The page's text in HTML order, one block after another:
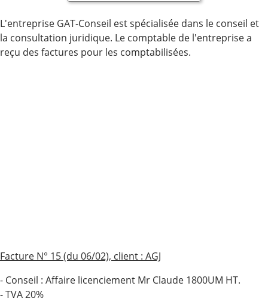
L'entreprise GAT-Conseil est spécialisée dans le conseil et
la consultation juridique. Le comptable de l'entreprise a
reçu des factures pour les comptabilisées.
Facture N° 15 (du 06/02), client : AGJ
- Conseil : Affaire licenciement Mr Claude 1800UM HT.
- TVA 20%